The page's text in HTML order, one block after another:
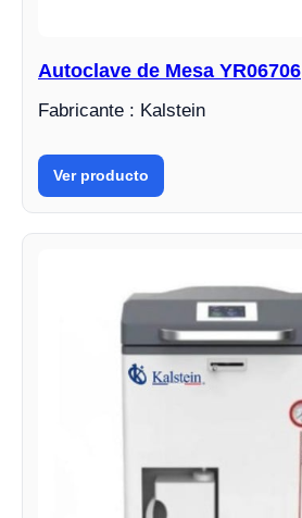
Autoclave de Mesa YR06706
Fabricante : Kalstein
Ver producto